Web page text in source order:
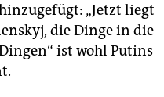
„Jetzt liegt
die Dinge in die
ist wohl Putins